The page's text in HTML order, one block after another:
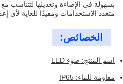
بسهولة في الإضاءة وتعديلها لتتناسب مع
متعدد الاستخدامات ومفيدًا للغاية لأي
الخصائص:
اسم المنتج: ضوء LED
مقاومة للماء: IP65